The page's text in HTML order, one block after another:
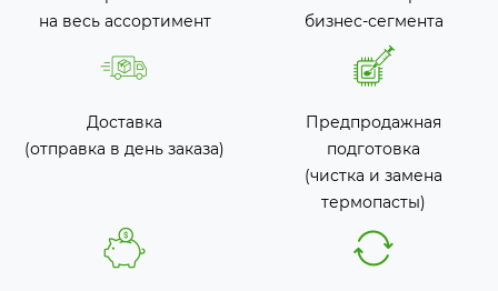
на весь ассортимент
бизнес-сегмента
Доставка
(отправка в день заказа)
Предпродажная
подготовка
(чистка и замена
термопасты)